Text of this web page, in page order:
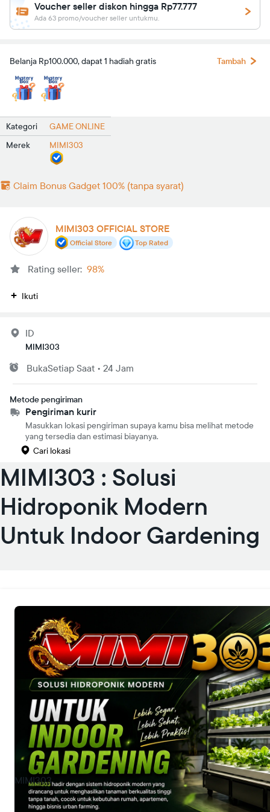
Voucher seller diskon hingga Rp77.777
Ada 63 promo/voucher seller untukmu.
Belanja Rp100.000, dapat 1 hadiah gratis Tambah
Kategori
GAME ONLINE
Merek
MIMI303
Claim Bonus Gadget 100% (tanpa syarat)
MIMI303 OFFICIAL STORE
Official Store Top Rated
Rating seller: 98%
Ikuti
ID
MIMI303
BukaSetiap Saat • 24 Jam
Metode pengiriman
Pengiriman kurir
Masukkan lokasi pengiriman supaya kamu bisa melihat metode
yang tersedia dan estimasi biayanya.
Cari lokasi
MIMI303 : Solusi
Hidroponik Modern
Untuk Indoor Gardening
MIMI303